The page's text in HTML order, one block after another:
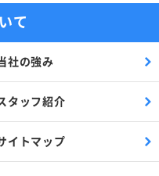
て
社の強み
タッフ紹介
イトマップ